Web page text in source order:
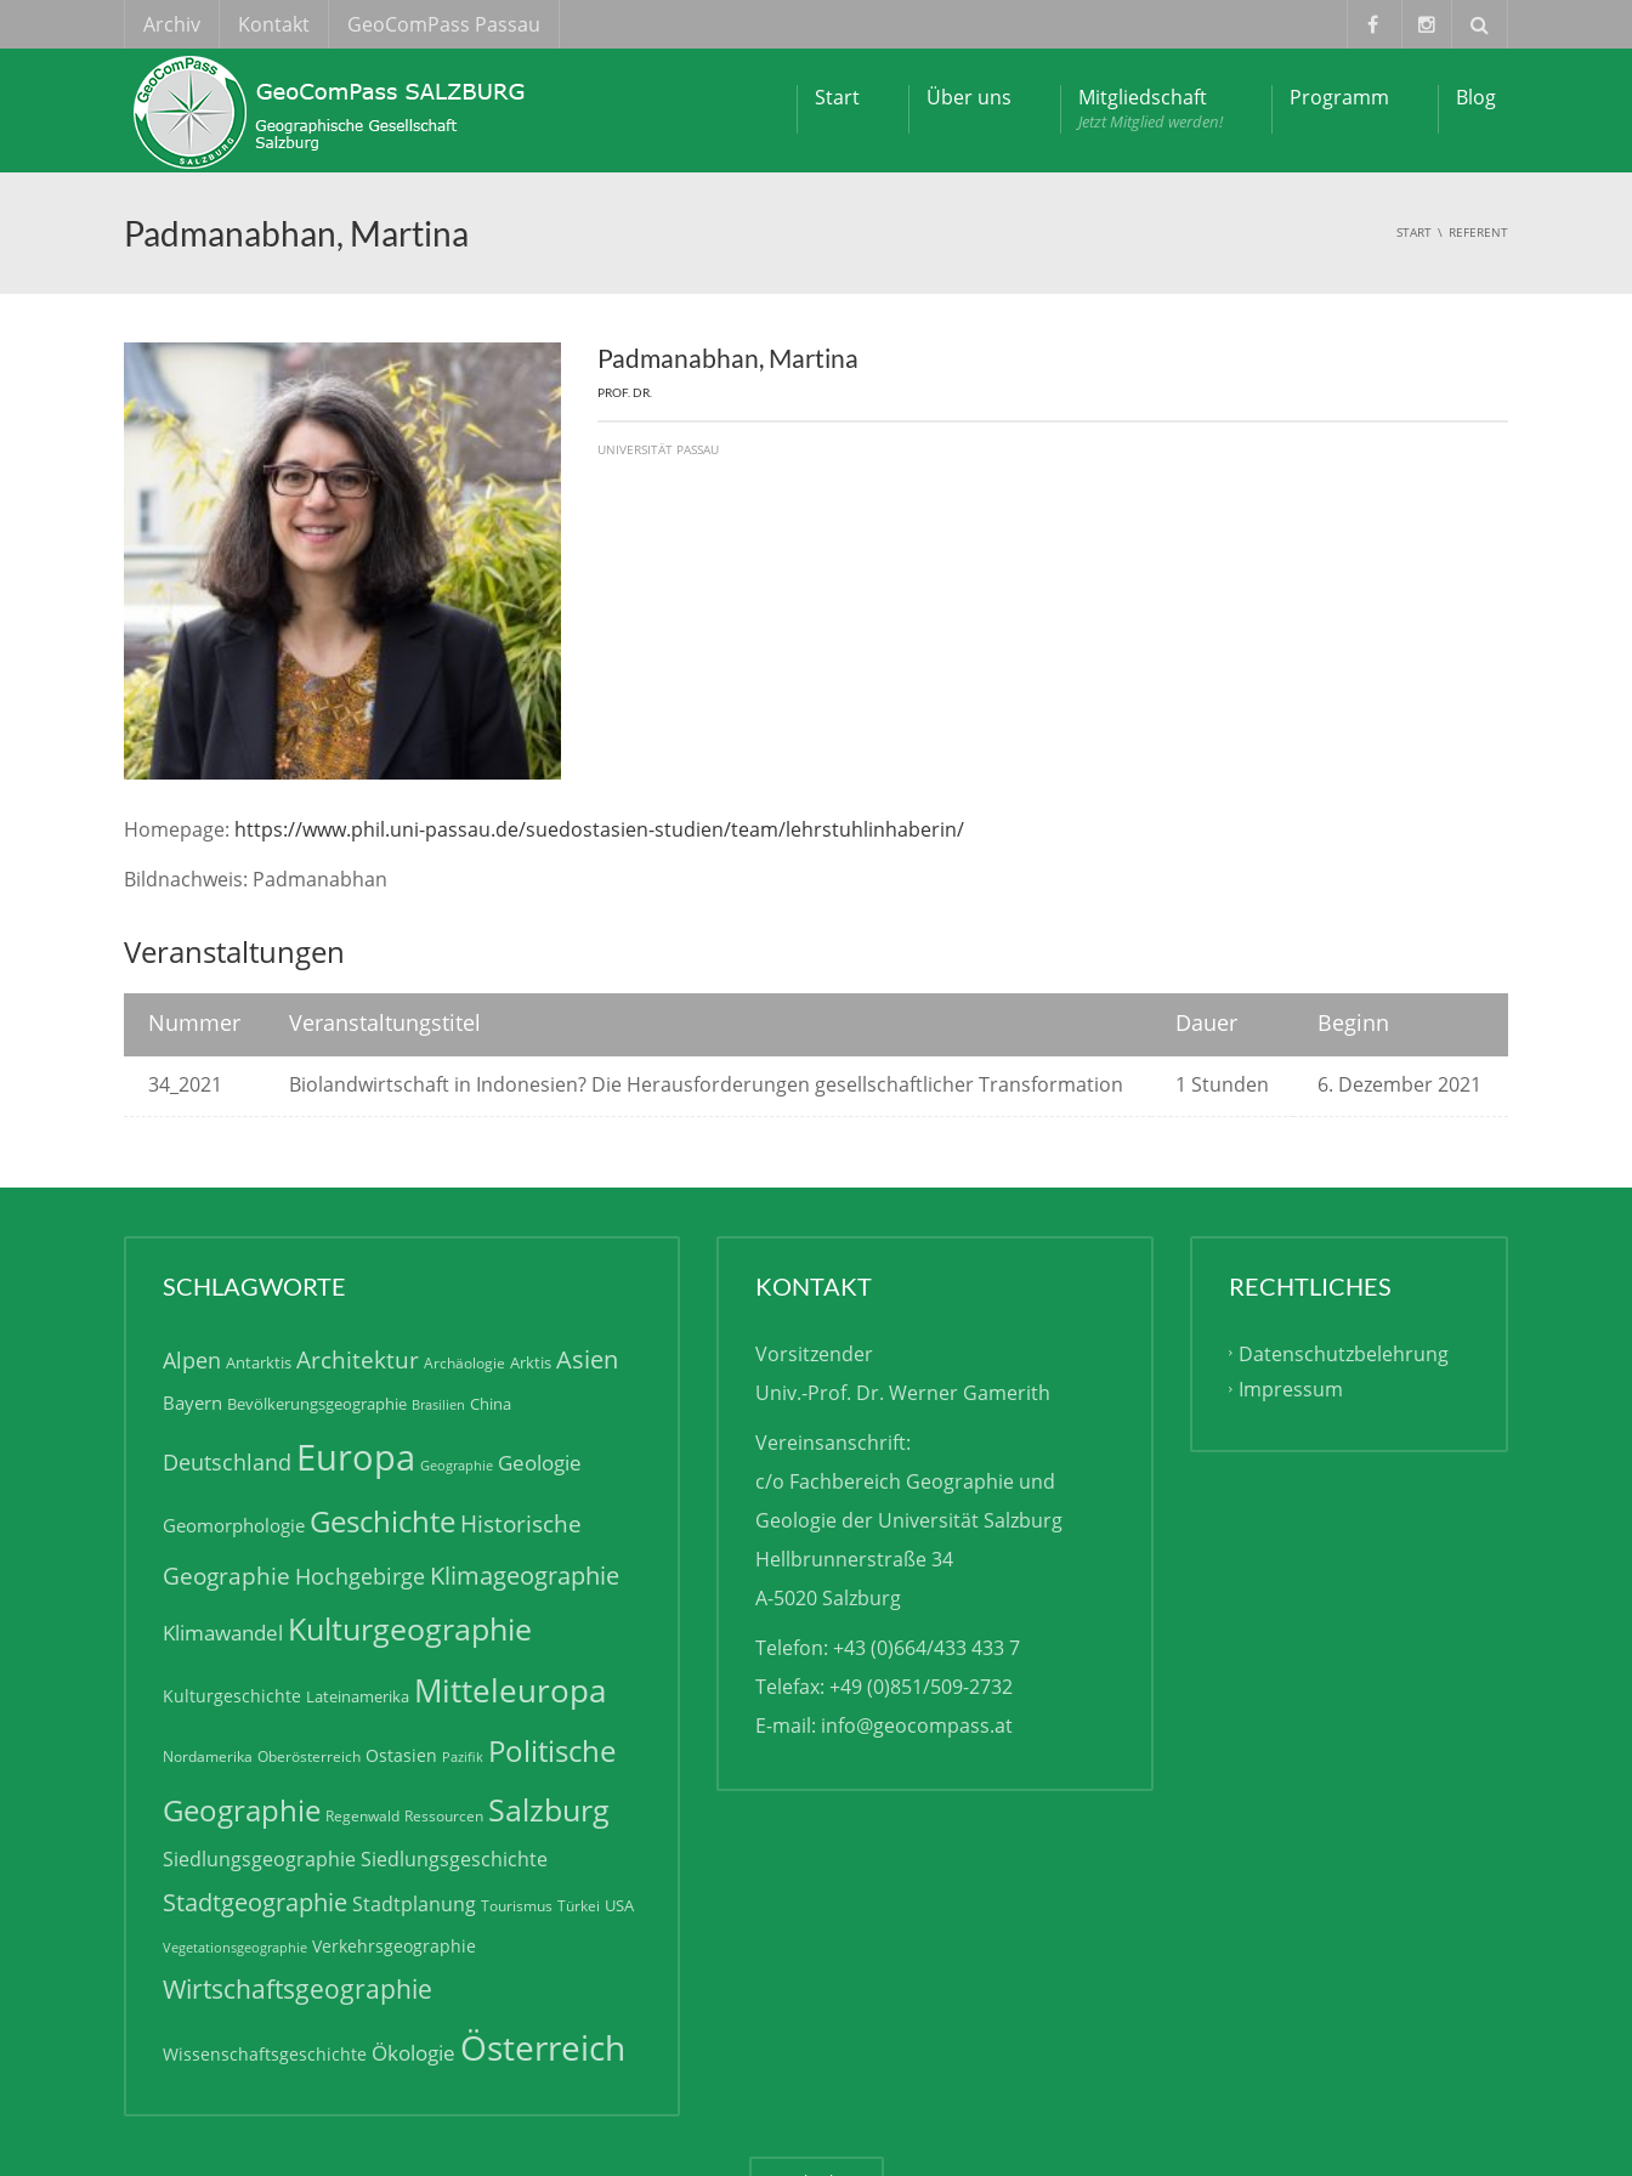
Archiv Kontakt GeoComPass Passau
Start Über uns Mitgliedschaft
Jetzt Mitglied werden!
Programm Blog
Padmanabhan, Martina START REFERENT
Padmanabhan, Martina
PROF. DR.
UNIVERSITÄT PASSAU
Homepage: https://www.phil.uni-passau.de/suedostasien-studien/team/lehrstuhlinhaberin/
Bildnachweis: Padmanabhan
Veranstaltungen
Nummer Veranstaltungstitel Dauer Beginn
34_2021 Biolandwirtschaft in Indonesien? Die Herausforderungen gesellschaftlicher Transformation 1 Stunden 6. Dezember 2021
SCHLAGWORTE
Alpen Antarktis Architektur Archäologie Arktis Asien
Bayern Bevölkerungsgeographie Brasilien China
Deutschland Europa Geographie Geologie
Geomorphologie GeschichteHistorische
Geographie Hochgebirge Klimageographie
Klimawandel Kulturgeographie
Kulturgeschichte Lateinamerika Mitteleuropa
Nordamerika Oberösterreich Ostasien Pazifik Politische
Geographie Regenwald Ressourcen Salzburg
Siedlungsgeographie Siedlungsgeschichte
Stadtgeographie Stadtplanung Tourismus Türkei USA
Vegetationsgeographie Verkehrsgeographie
Wirtschaftsgeographie
Wissenschaftsgeschichte Ökologie Österreich
KONTAKT
Vorsitzender
Univ.-Prof. Dr. Werner Gamerith
Vereinsanschrift:
c/o Fachbereich Geographie und
Geologie der Universität Salzburg
Hellbrunnerstraße 34
A-5020 Salzburg
Telefon: +43 (0)664/433 433 7
Telefax: +49 (0)851/509-2732
E-mail: info@geocompass.at
RECHTLICHES
Datenschutzbelehrung
Impressum